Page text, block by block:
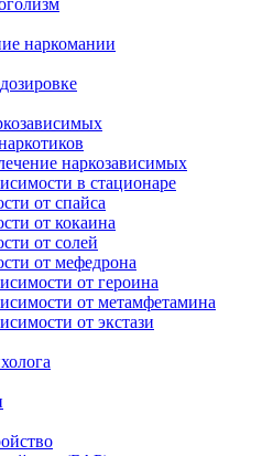
наркомании
наркозависимых
в стационаре
от спайса
от кокаина
от солей
от мефедрона
от героина
от метамфетамина
от экстази